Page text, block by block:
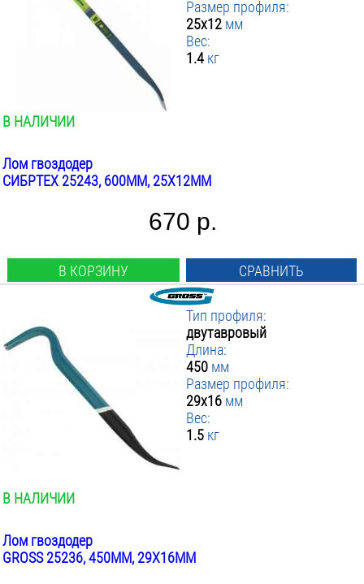
Размер профиля:
25x12 мм
Вес:
1.4 кг
В НАЛИЧИИ
Лом гвоздодер
СИБРТЕХ 25243, 600ММ, 25X12ММ
670 р.
В КОРЗИНУ СРАВНИТЬ
Тип профиля:
двутавровый
Длина:
450 мм
Размер профиля:
29x16 мм
Вес:
1.5 кг
В НАЛИЧИИ
Лом гвоздодер
GROSS 25236, 450ММ, 29X16ММ